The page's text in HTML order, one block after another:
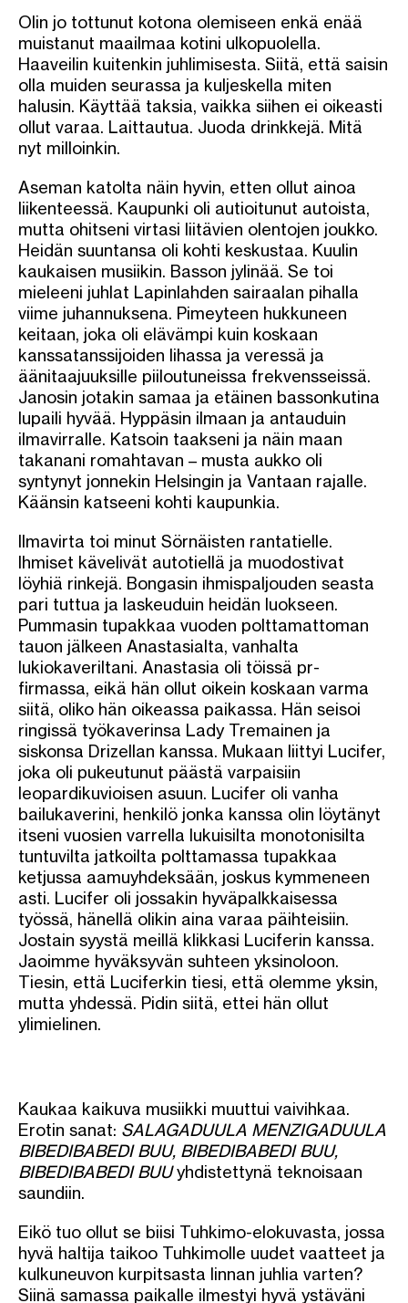
Olin jo tottunut kotona olemiseen enkä enää
muistanut maailmaa kotini ulkopuolella.
Haaveilin kuitenkin juhlimisesta. Siitä, että saisin
olla muiden seurassa ja kuljeskella miten
halusin. Käyttää taksia, vaikka siihen ei oikeasti
ollut varaa. Laittautua. Juoda drinkkejä. Mitä
nyt milloinkin.
Aseman katolta näin hyvin, etten ollut ainoa
liikenteessä. Kaupunki oli autioitunut autoista,
mutta ohitseni virtasi liitävien olentojen joukko.
Heidän suuntansa oli kohti keskustaa. Kuulin
kaukaisen musiikin. Basson jylinää. Se toi
mieleeni juhlat Lapinlahden sairaalan pihalla
viime juhannuksena. Pimeyteen hukkuneen
keitaan, joka oli elävämpi kuin koskaan
kanssatanssijoiden lihassa ja veressä ja
äänitaajuuksille piiloutuneissa frekvensseissä.
Janosin jotakin samaa ja etäinen bassonkutina
lupaili hyvää. Hyppäsin ilmaan ja antauduin
ilmavirralle. Katsoin taakseni ja näin maan
takanani romahtavan – musta aukko oli
syntynyt jonnekin Helsingin ja Vantaan rajalle.
Käänsin katseeni kohti kaupunkia.
Ilmavirta toi minut Sörnäisten rantatielle.
Ihmiset kävelivät autotiellä ja muodostivat
löyhiä rinkejä. Bongasin ihmispaljouden seasta
pari tuttua ja laskeuduin heidän luokseen.
Pummasin tupakkaa vuoden polttamattoman
tauon jälkeen Anastasialta, vanhalta
lukiokaveriltani. Anastasia oli töissä pr-
firmassa, eikä hän ollut oikein koskaan varma
siitä, oliko hän oikeassa paikassa. Hän seisoi
ringissä työkaverinsa Lady Tremainen ja
siskonsa Drizellan kanssa. Mukaan liittyi Lucifer,
joka oli pukeutunut päästä varpaisiin
leopardikuvioisen asuun. Lucifer oli vanha
bailukaverini, henkilö jonka kanssa olin löytänyt
itseni vuosien varrella lukuisilta monotonisilta
tuntuvilta jatkoilta polttamassa tupakkaa
ketjussa aamuyhdeksään, joskus kymmeneen
asti. Lucifer oli jossakin hyväpalkkaisessa
työssä, hänellä olikin aina varaa päihteisiin.
Jostain syystä meillä klikkasi Luciferin kanssa.
Jaoimme hyväksyvän suhteen yksinoloon.
Tiesin, että Luciferkin tiesi, että olemme yksin,
mutta yhdessä. Pidin siitä, ettei hän ollut
ylimielinen.
Kaukaa kaikuva musiikki muuttui vaivihkaa.
Erotin sanat: SALAGADUULA MENZIGADUULA
BIBEDIBABEDI BUU, BIBEDIBABEDI BUU,
BIBEDIBABEDI BUUyhdistettynä teknoisaan
saundiin.
Eikö tuo ollut se biisi Tuhkimo-elokuvasta, jossa
hyvä haltija taikoo Tuhkimolle uudet vaatteet ja
kulkuneuvon kurpitsasta linnan juhlia varten?
Siinä samassa paikalle ilmestyi hyvä ystäväni